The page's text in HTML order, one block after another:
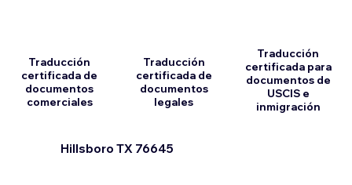
Traducción
certificada de
documentos
comerciales
Traducción
certificada de
documentos
legales
Hillsboro TX 76645
Traducción
certificada para
documentos de
USCIS e
inmigración